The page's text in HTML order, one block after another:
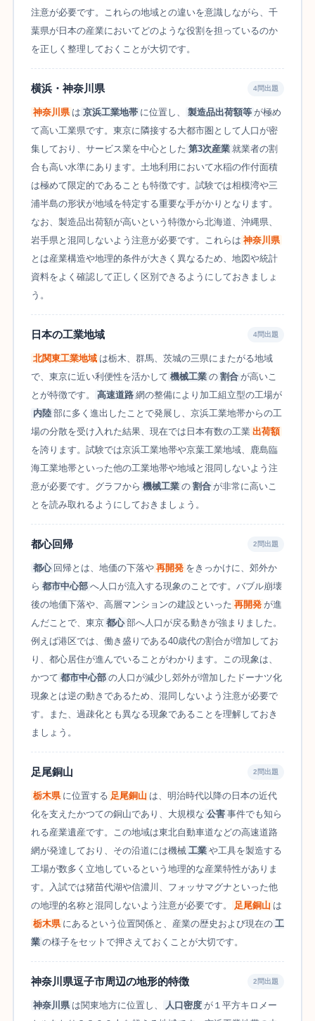
注意が必要です。これらの地域との違いを意識しながら、千
葉県が日本の産業においてどのような役割を担っているのか
を正しく整理しておくことが大切です。
横浜・神奈川県 4問出題
神奈川県 は 京浜工業地帯 に位置し、 製造品出荷額等 が極め
て高い工業県です。東京に隣接する大都市圏として人口が密
集しており、サービス業を中心とした 第3次産業 就業者の割
合も高い水準にあります。土地利用において水稲の作付面積
は極めて限定的であることも特徴です。試験では相模湾や三
浦半島の形状が地域を特定する重要な手がかりとなります。
なお、製造品出荷額が高いという特徴から北海道、沖縄県、
岩手県と混同しないよう注意が必要です。これらは 神奈川県
とは産業構造や地理的条件が大きく異なるため、地図や統計
資料をよく確認して正しく区別できるようにしておきましょ
う。
日本の工業地域 4問出題
北関東工業地域 は栃木、群馬、茨城の三県にまたがる地域
で、東京に近い利便性を活かして 機械工業 の 割合 が高いこ
とが特徴です。
高速道路 網の整備により加工組立型の工場が
内陸 部に多く進出したことで発展し、京浜工業地帯からの工
場の分散を受け入れた結果、現在では日本有数の工業 出荷額
を誇ります。試験では京浜工業地帯や京葉工業地域、鹿島臨
海工業地帯といった他の工業地帯や地域と混同しないよう注
意が必要です。グラフから 機械工業 の 割合 が非常に高いこ
とを読み取れるようにしておきましょう。
都心回帰 2問出題
都心 回帰とは、地価の下落や 再開発 をきっかけに、郊外か
ら 都市中心部 へ人口が流入する現象のことです。バブル崩壊
後の地価下落や、高層マンションの建設といった 再開発 が進
んだことで、東京 都心 部へ人口が戻る動きが強まりました。
例えば港区では、働き盛りである40歳代の割合が増加してお
り、都心居住が進んでいることがわかります。この現象は、
かつて 都市中心部 の人口が減少し郊外が増加したドーナツ化
現象とは逆の動きであるため、混同しないよう注意が必要で
す。また、過疎化とも異なる現象であることを理解しておき
ましょう。
足尾銅山 2問出題
栃木県 に位置する 足尾銅山 は、明治時代以降の日本の近代
化を支えたかつての銅山であり、大規模な 公害 事件でも知ら
れる産業遺産です。この地域は東北自動車道などの高速道路
網が発達しており、その沿道には機械 工業 や工具を製造する
工場が数多く立地しているという地理的な産業特性がありま
す。入試では猪苗代湖や信濃川、フォッサマグナといった他
の地理的名称と混同しないよう注意が必要です。
足尾銅山 は
栃木県 にあるという位置関係と、産業の歴史および現在の 工
業 の様子をセットで押さえておくことが大切です。
神奈川県逗子市周辺の地形的特徴 2問出題
神奈川県 は関東地方に位置し、 人口密度 が１平方キロメー